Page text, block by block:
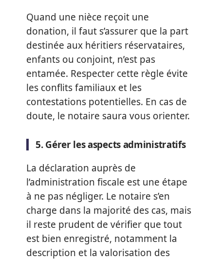
Quand une nièce reçoit une
donation, il faut s’assurer que la part
destinée aux héritiers réservataires,
enfants ou conjoint, n’est pas
entamée. Respecter cette règle évite
les conflits familiaux et les
contestations potentielles. En cas de
doute, le notaire saura vous orienter.
5. Gérer les aspects administratifs
La déclaration auprès de
l’administration fiscale est une étape
à ne pas négliger. Le notaire s’en
charge dans la majorité des cas, mais
il reste prudent de vérifier que tout
est bien enregistré, notamment la
description et la valorisation des